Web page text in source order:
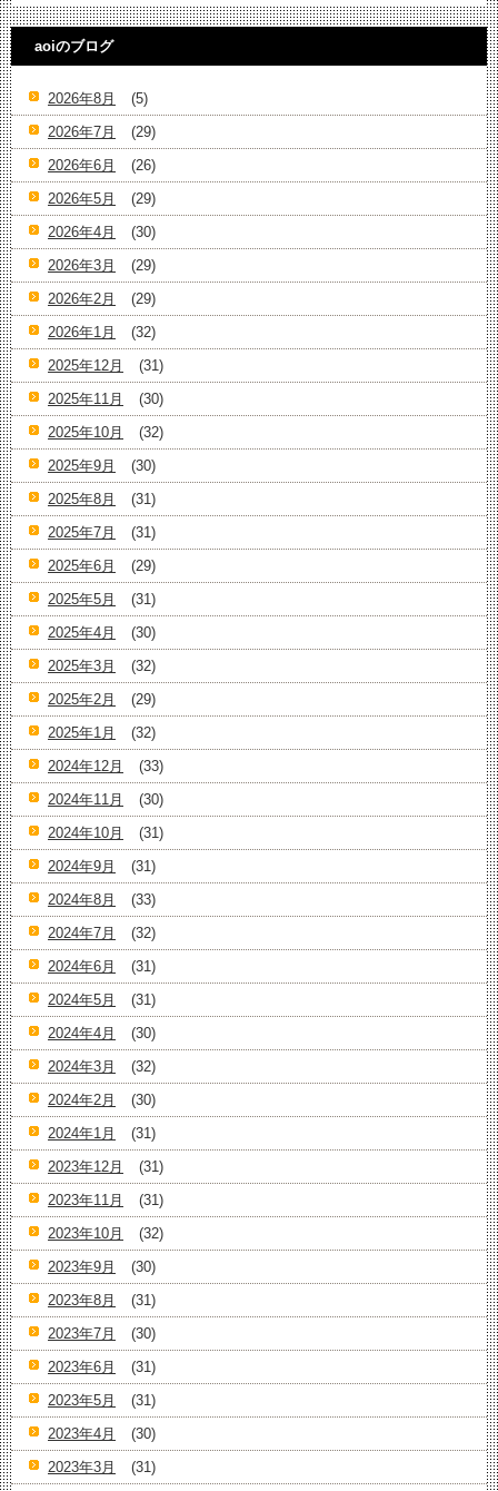
aoiのブログ
2026年8月
(5)
2026年7月
(29)
2026年6月
(26)
2026年5月
(29)
2026年4月
(30)
2026年3月
(29)
2026年2月
(29)
2026年1月
(32)
2025年12月
(31)
2025年11月
(30)
2025年10月
(32)
2025年9月
(30)
2025年8月
(31)
2025年7月
(31)
2025年6月
(29)
2025年5月
(31)
2025年4月
(30)
2025年3月
(32)
2025年2月
(29)
2025年1月
(32)
2024年12月
(33)
2024年11月
(30)
2024年10月
(31)
2024年9月
(31)
2024年8月
(33)
2024年7月
(32)
2024年6月
(31)
2024年5月
(31)
2024年4月
(30)
2024年3月
(32)
2024年2月
(30)
2024年1月
(31)
2023年12月
(31)
2023年11月
(31)
2023年10月
(32)
2023年9月
(30)
2023年8月
(31)
2023年7月
(30)
2023年6月
(31)
2023年5月
(31)
2023年4月
(30)
2023年3月
(31)